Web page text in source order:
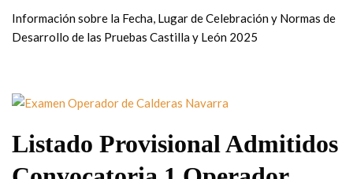
Información sobre la Fecha, Lugar de Celebración y Normas de
Desarrollo de las Pruebas Castilla y León 2025
Listado Provisional Admitidos